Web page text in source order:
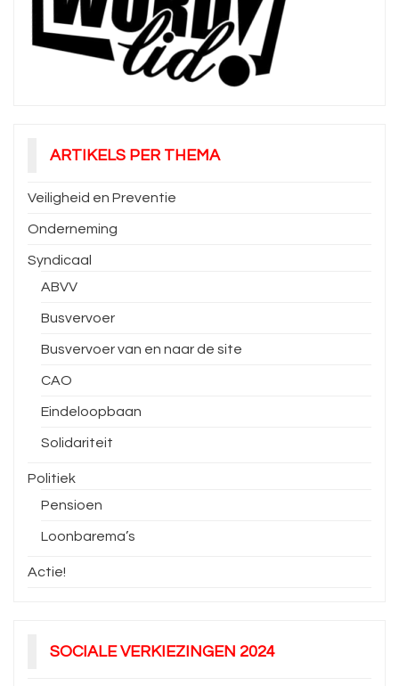
ARTIKELS PER THEMA
Veiligheid en Preventie
Onderneming
Syndicaal
ABVV
Busvervoer
Busvervoer van en naar de site
CAO
Eindeloopbaan
Solidariteit
Politiek
Pensioen
Loonbarema’s
Actie!
SOCIALE VERKIEZINGEN 2024